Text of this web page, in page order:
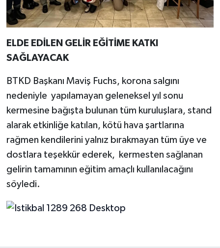
ELDE EDİLEN GELİR EĞİTİME KATKI
SAĞLAYACAK
BTKD Başkanı Maviş Fuchs, korona salgını
nedeniyle yapılamayan geleneksel yıl sonu
kermesine bağışta bulunan tüm kuruluşlara, stand
alarak etkinliğe katılan, kötü hava şartlarına
rağmen kendilerini yalnız bırakmayan tüm üye ve
dostlara teşekkür ederek, kermesten sağlanan
gelirin tamamının eğitim amaçlı kullanılacağını
söyledi.